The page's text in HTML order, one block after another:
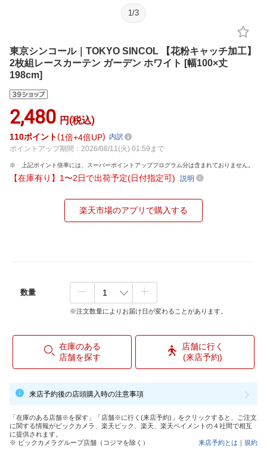
1 /3
東京シンコール｜TOKYO SINCOL 【花粉キャッチ加工】
2枚組レースカーテン ガーデン ホワイト [幅100×丈
198cm]
2,480 円(税込)
110ポイント 1倍 4倍UP
内訳
ポイントアップ期間：2026/08/11(火) 01:59まで
上記ポイント倍率には、スーパーポイントアッププログラム分は含まれておりません。
【在庫有り】1〜2日で出荷予定(日付指定可) 説明
楽天市場のアプリで購入する
数量
※注文数量によりお届け日が変わることがあります。
在庫のある
店舗を探す
店舗に行く
(来店予約)
来店予約後の店頭購入時の注意事項
「在庫のある店舗※を探す」「店舗※に行く(来店予約)」をクリックすると、ご注文
に関する情報がビックカメラ、楽天ビック、楽天、楽天ペイメントの４社間で相互
に提供されます。
※ ビックカメラグループ店舗（コジマを除く）
来店予約とは ｜ 規約